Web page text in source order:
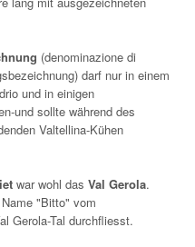
(denominazione di
darf nur in einem
und in einigen
und sollte während des
Valtellina-Kühen
war wohl das Val Gerola.
"Bitto" vom
Gerola-Tal durchfliesst.